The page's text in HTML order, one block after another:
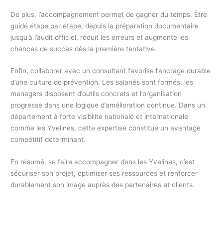
De plus, l’accompagnement permet de gagner du temps. Être
guidé étape par étape, depuis la préparation documentaire
jusqu’à l’audit officiel, réduit les erreurs et augmente les
chances de succès dès la première tentative.
Enfin, collaborer avec un consultant favorise l’ancrage durable
d’une culture de prévention. Les salariés sont formés, les
managers disposent d’outils concrets et l’organisation
progresse dans une logique d’amélioration continue. Dans un
département à forte visibilité nationale et internationale
comme les Yvelines, cette expertise constitue un avantage
compétitif déterminant.
En résumé, se faire accompagner dans les Yvelines, c’est
sécuriser son projet, optimiser ses ressources et renforcer
durablement son image auprès des partenaires et clients.